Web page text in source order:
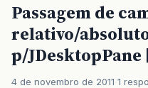
Passagem de
relativo/
p/JDesktopPane
4 de novembro de 2011 1